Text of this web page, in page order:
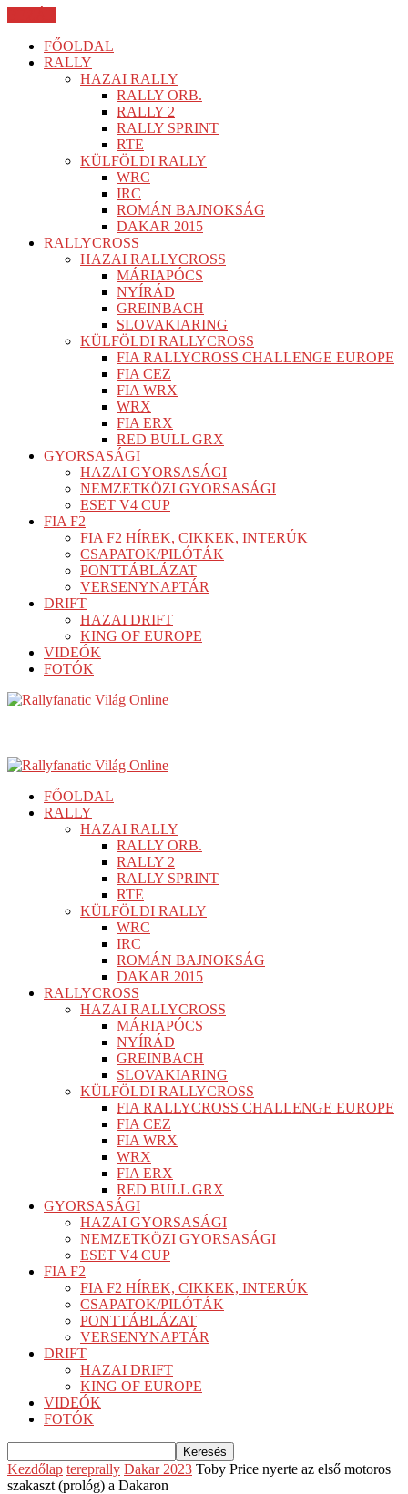
FŐOLDAL
RALLY
HAZAI RALLY
RALLY ORB.
RALLY 2
RALLY SPRINT
RTE
KÜLFÖLDI RALLY
WRC
IRC
ROMÁN BAJNOKSÁG
DAKAR 2015
RALLYCROSS
HAZAI RALLYCROSS
MÁRIAPÓCS
NYÍRÁD
GREINBACH
SLOVAKIARING
KÜLFÖLDI RALLYCROSS
FIA RALLYCROSS CHALLENGE EUROPE
FIA CEZ
FIA WRX
WRX
FIA ERX
RED BULL GRX
GYORSASÁGI
HAZAI GYORSASÁGI
NEMZETKÖZI GYORSASÁGI
ESET V4 CUP
FIA F2
FIA F2 HÍREK, CIKKEK, INTERÚK
CSAPATOK/PILÓTÁK
PONTTÁBLÁZAT
VERSENYNAPTÁR
DRIFT
HAZAI DRIFT
KING OF EUROPE
VIDEÓK
FOTÓK
FŐOLDAL
RALLY
HAZAI RALLY
RALLY ORB.
RALLY 2
RALLY SPRINT
RTE
KÜLFÖLDI RALLY
WRC
IRC
ROMÁN BAJNOKSÁG
DAKAR 2015
RALLYCROSS
HAZAI RALLYCROSS
MÁRIAPÓCS
NYÍRÁD
GREINBACH
SLOVAKIARING
KÜLFÖLDI RALLYCROSS
FIA RALLYCROSS CHALLENGE EUROPE
FIA CEZ
FIA WRX
WRX
FIA ERX
RED BULL GRX
GYORSASÁGI
HAZAI GYORSASÁGI
NEMZETKÖZI GYORSASÁGI
ESET V4 CUP
FIA F2
FIA F2 HÍREK, CIKKEK, INTERÚK
CSAPATOK/PILÓTÁK
PONTTÁBLÁZAT
VERSENYNAPTÁR
DRIFT
HAZAI DRIFT
KING OF EUROPE
VIDEÓK
FOTÓK
Kezdőlap tereprally Dakar 2023 Toby Price nyerte az első motoros
szakaszt (prológ) a Dakaron